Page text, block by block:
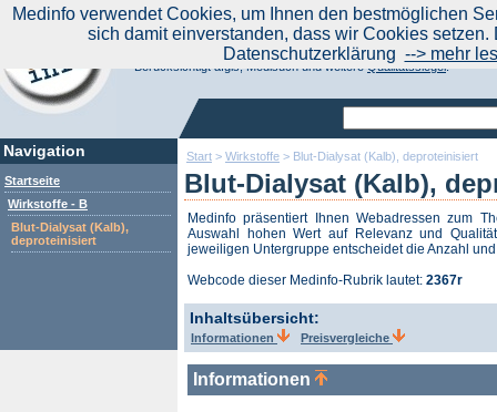
Start > Wirkstoffe > Blut-Dialysat (Kalb), deproteinisiert
Blut-Dialysat (Kalb),
Medinfo präsentiert Ihnen Webadressen zum
Auswahl hohen Wert auf Relevanz und
jeweiligen Untergruppe entscheidet die Anzahl
Webcode dieser Medinfo-Rubrik lautet: 2367r
Inhaltsübersicht:
Informationen Preisvergleiche
Informationen
Navigation
Startseite
Wirkstoffe - B
Blut-Dialysat (Kalb),
deproteinisiert
Aktuelle Nachrichten|
Suchen Sie noch oder Finden Sie schon?
Medinfo.de - Meta-Portal für Gesundheitsthemen
Berücksichtigt afgis, Medisuch und weitereQualitätssiegel.
Medinfo verwendet Cookies, um Ihnen den bestmöglichen
sich damit einverstanden, dass wir Cookies
Datenschutzerklärung --> mehr